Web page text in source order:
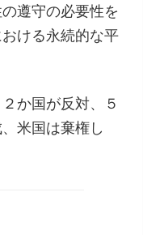
遵守の必要性を
ける永続的な平
か国が反対、５
米国は棄権し